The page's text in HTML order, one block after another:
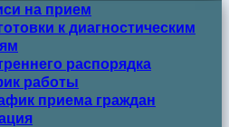
на прием
к диагностическим
распорядка
работы
приема граждан